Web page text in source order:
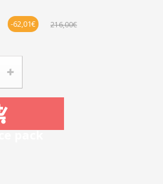
-62,01€ 216,00€
pack